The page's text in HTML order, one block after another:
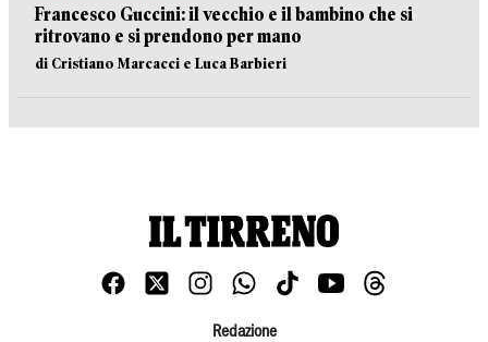
Francesco Guccini: il vecchio e il bambino che si
ritrovano e si prendono per mano
di Cristiano Marcacci e Luca Barbieri
Redazione